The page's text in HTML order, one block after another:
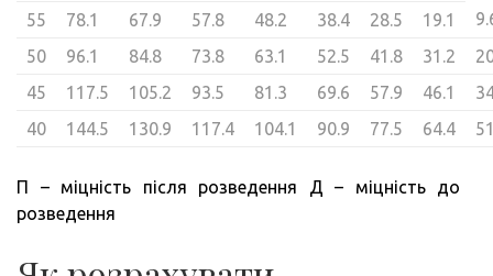
55
78.1 67.9 57.8 48.2 38.4 28.5 19.1
50
96.1 84.8 73.8 63.1 52.5 41.8 31.2
45
117.5 105.2 93.5 81.3 69.6 57.9 46.1
40
144.5 130.9 117.4 104.1 90.9 77.5 64.4
П – міцність після розведення Д – міцність до
розведення